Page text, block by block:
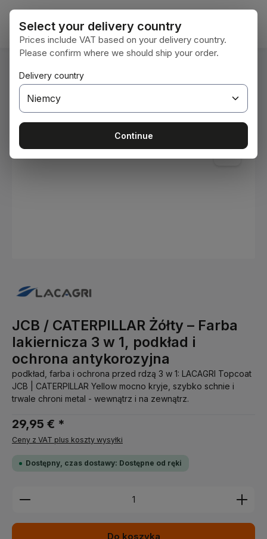
Przejdź do głównej zawartości
Jesteś tutaj: Home
Farby i lakiery
Pomiń galerię zdjęć
JCB / CATERPILLAR Żółty – Farba
lakiernicza 3 w 1, podkład i
ochrona antykorozyjna
podkład, farba i ochrona przed rdzą 3 w 1: LACAGRI Topcoat
JCB | CATERPILLAR Yellow mocno kryje, szybko schnie i
trwale chroni metal - wewnątrz i na zewnątrz.
29,95 € *
Ceny z VAT plus koszty wysyłki
Dostępny, czas dostawy: Dostępne od ręki
Ilość produktu: Wprowadź żądaną ilość lub użyj
Do koszyka
Select your delivery country
Prices include VAT based on your delivery country.
Please confirm where we should ship your order.
Delivery country
Continue